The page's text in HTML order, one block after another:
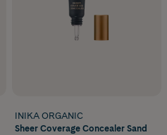
INIKA ORGANIC
Sheer Coverage Concealer Sand